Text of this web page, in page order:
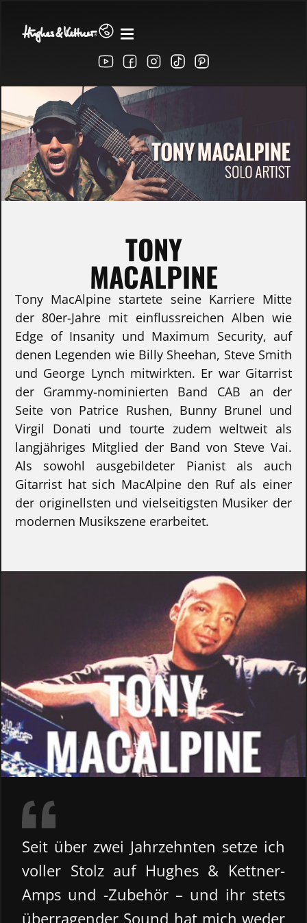
TONY
MACALPINE
Tony MacAlpine startete seine Karriere Mitte
der 80er-Jahre mit einflussreichen Alben wie
Edge of Insanity und Maximum Security, auf
denen Legenden wie Billy Sheehan, Steve Smith
und George Lynch mitwirkten. Er war Gitarrist
der Grammy-nominierten Band CAB an der
Seite von Patrice Rushen, Bunny Brunel und
Virgil Donati und tourte zudem weltweit als
langjähriges Mitglied der Band von Steve Vai.
Als sowohl ausgebildeter Pianist als auch
Gitarrist hat sich MacAlpine den Ruf als einer
der originellsten und vielseitigsten Musiker der
modernen Musikszene erarbeitet.
Seit über zwei Jahrzehnten setze ich
voller Stolz auf Hughes & Kettner-
Amps und -Zubehör – und ihr stets
überragender Sound hat mich weder